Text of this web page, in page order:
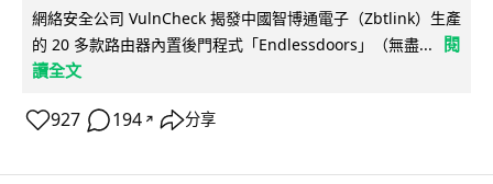
網絡安全公司 VulnCheck 揭發中國智博通電子（Zbtlink）生產
的 20 多款路由器內置後門程式「Endlessdoors」（無盡...
閱
讀全文
927 194 ↗ 分享